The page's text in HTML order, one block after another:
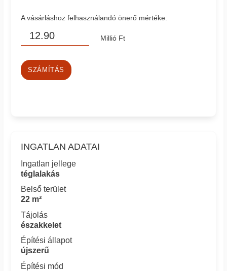
A vásárláshoz felhasználandó önerő mértéke:
Millió Ft
SZÁMÍTÁS
INGATLAN ADATAI
Ingatlan jellege
téglalakás
Belső terület
22 m²
Tájolás
északkelet
Építési állapot
újszerű
Építési mód